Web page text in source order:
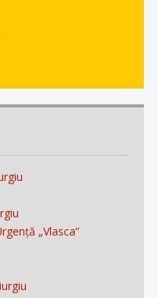
„Vlasca”